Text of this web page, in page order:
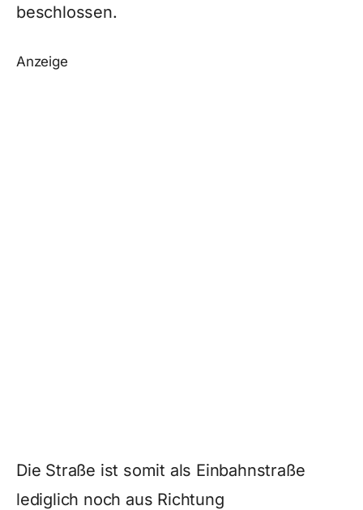
beschlossen.
Anzeige
Die Straße ist somit als Einbahnstraße
lediglich noch aus Richtung